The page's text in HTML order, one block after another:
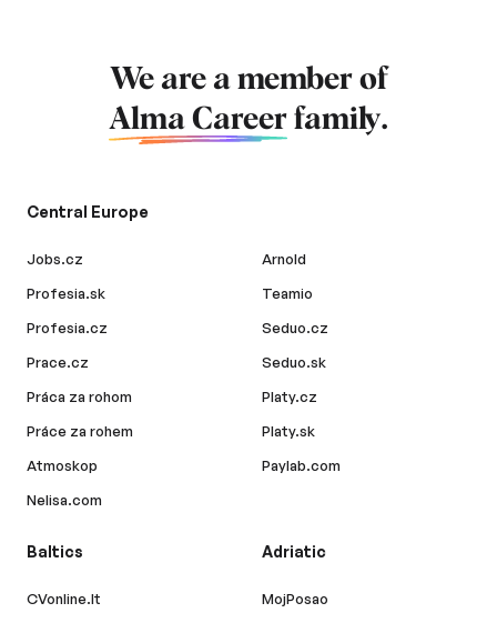
We are a member of
Alma Career family.
Central Europe
Jobs.cz
Profesia.sk
Profesia.cz
Prace.cz
Práca za rohom
Práce za rohem
Atmoskop
Nelisa.com
Arnold
Teamio
Seduo.cz
Seduo.sk
Platy.cz
Platy.sk
Paylab.com
Baltics
CVonline.lt
Adriatic
MojPosao